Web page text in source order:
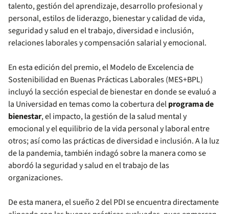
talento, gestión del aprendizaje, desarrollo profesional y
personal, estilos de liderazgo, bienestar y calidad de vida,
seguridad y salud en el trabajo, diversidad e inclusión,
relaciones laborales y compensación salarial y emocional.
En esta edición del premio, el Modelo de Excelencia de
Sostenibilidad en Buenas Prácticas Laborales (MES+BPL)
incluyó la sección especial de bienestar en donde se evaluó a
la Universidad en temas como la cobertura delprograma de
bienestar, el impacto, la gestión de la salud mental y
emocional y el equilibrio de la vida personal y laboral entre
otros; así como las prácticas de diversidad e inclusión. A la luz
de la pandemia, también indagó sobre la manera como se
abordó la seguridad y salud en el trabajo de las
organizaciones.
De esta manera, el sueño 2 del PDI se encuentra directamente